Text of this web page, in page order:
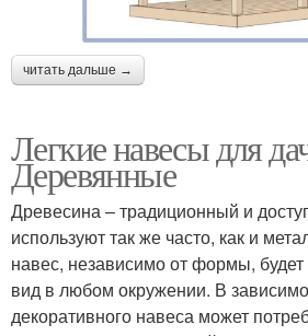
читать дальше →
Легкие навесы для
Деревянные
Древесина – традиционный и
используют так же часто, как и
навес, независимо от формы,
вид в любом окружении. В
декоративного навеса может